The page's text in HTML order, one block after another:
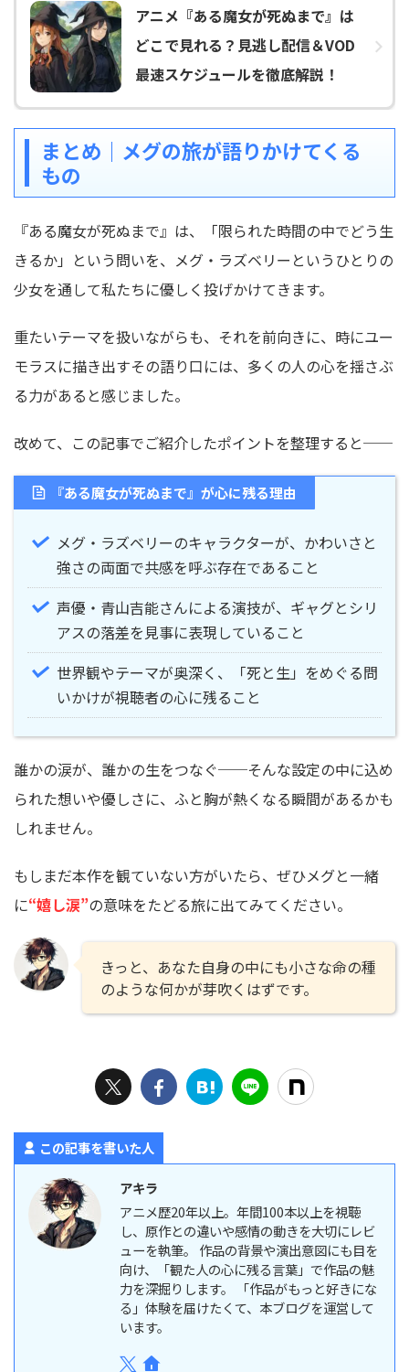
アニメ『ある魔女が死ぬまで』は
どこで見れる？見逃し配信＆VOD
最速スケジュールを徹底解説！
まとめ｜メグの旅が語りかけてくる
もの
『ある魔女が死ぬまで』は、「限られた時間の中でどう生
きるか」という問いを、メグ・ラズベリーというひとりの
少女を通して私たちに優しく投げかけてきます。
重たいテーマを扱いながらも、それを前向きに、時にユー
モラスに描き出すその語り口には、多くの人の心を揺さぶ
る力があると感じました。
改めて、この記事でご紹介したポイントを整理すると──
『ある魔女が死ぬまで』が心に残る理由
メグ・ラズベリーのキャラクターが、かわいさと
強さの両面で共感を呼ぶ存在であること
声優・青山吉能さんによる演技が、ギャグとシリ
アスの落差を見事に表現していること
世界観やテーマが奥深く、「死と生」をめぐる問
いかけが視聴者の心に残ること
誰かの涙が、誰かの生をつなぐ──そんな設定の中に込め
られた想いや優しさに、ふと胸が熱くなる瞬間があるかも
しれません。
もしまだ本作を観ていない方がいたら、ぜひメグと一緒
に“嬉し涙”の意味をたどる旅に出てみてください。
きっと、あなた自身の中にも小さな命の種
のような何かが芽吹くはずです。
この記事を書いた人
アキラ
アニメ歴20年以上。年間100本以上を視聴
し、原作との違いや感情の動きを大切にレビ
ューを執筆。 作品の背景や演出意図にも目を
向け、「観た人の心に残る言葉」で作品の魅
力を深掘りします。 「作品がもっと好きにな
る」体験を届けたくて、本ブログを運営して
います。